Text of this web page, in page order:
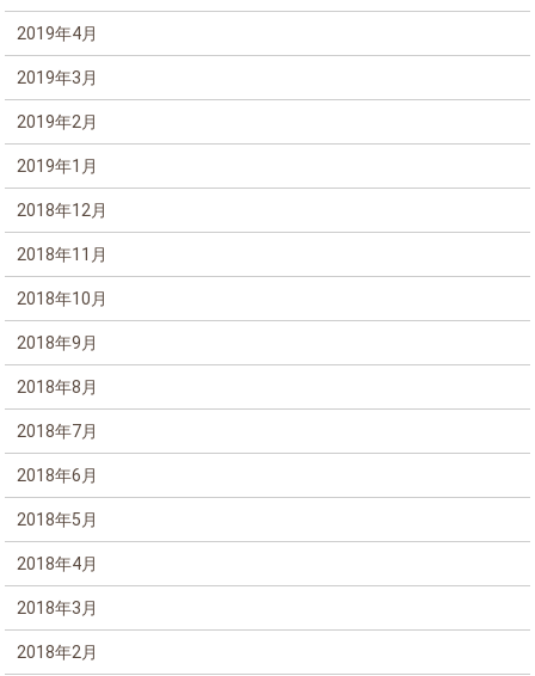
2019年4月
2019年3月
2019年2月
2019年1月
2018年12月
2018年11月
2018年10月
2018年9月
2018年8月
2018年7月
2018年6月
2018年5月
2018年4月
2018年3月
2018年2月